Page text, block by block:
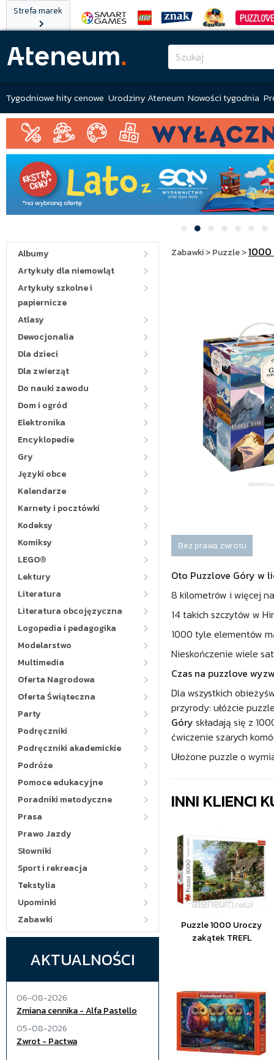
Strefa marek
Tygodniowe hity cenowe Urodziny Ateneum Nowości tygodnia
Albumy
Artykuły dla niemowląt
Artykuły szkolne i
papiernicze
Atlasy
Dewocjonalia
Dla dzieci
Dla zwierząt
Do nauki zawodu
Dom i ogród
Elektronika
Encyklopedie
Gry
Języki obce
Kalendarze
Karnety i pocztówki
Kodeksy
Komiksy
LEGO®
Lektury
Literatura
Literatura obcojęzyczna
Logopedia i pedagogika
Modelarstwo
Multimedia
Oferta Nagrodowa
Oferta Świąteczna
Party
Podręczniki
Podręczniki akademickie
Podróże
Pomoce edukacyjne
Poradniki metodyczne
Prasa
Prawo Jazdy
Słowniki
Sport i rekreacja
Tekstylia
Upominki
Zabawki
AKTUALNOŚCI
06-08-2026
Zmiana cennika - Alfa Pastello
05-08-2026
Zwrot - Pactwa
Zabawki>Puzzle>
Bez prawa zwrotu
Oto Puzzlove Góry w
8 kilometrów i więcej
14 takich szczytów w
1000 tyle elementów
Nieskończenie wiele
Czas na puzzlove
Dla wszystkich
przyrody: ułóżcie
Góry składają się z
ćwiczenie szarych
Ułożone puzzle o
INNI KLIENCI
Puzzle 1000 Uroczy
zakątek TREFL